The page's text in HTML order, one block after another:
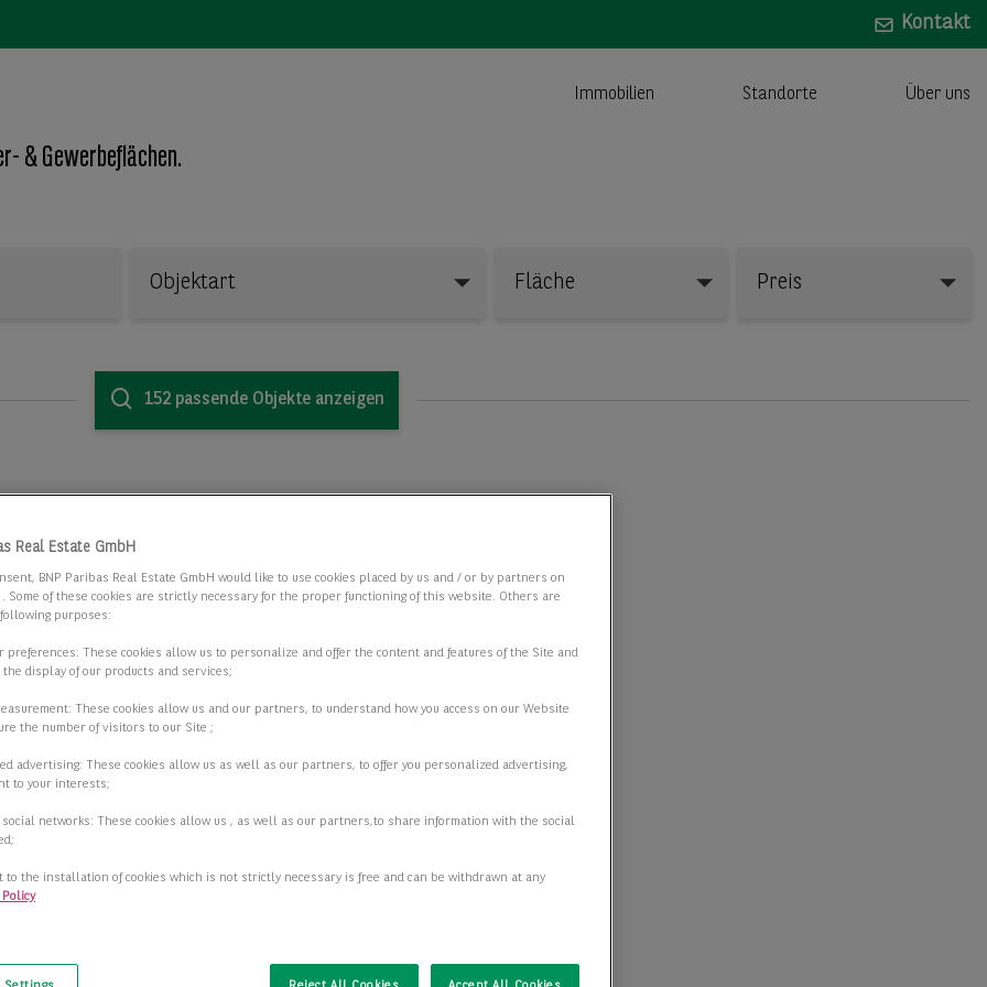
Kontakt
Immobilien Standorte Über uns
& Gewerbeflächen.
Objektart Fläche Preis
152 passende Objekte anzeigen
verkehrsgünstig gelegene
in Leipzig-Eutritzsch
Leipzig
3.578,00 m2
ab 627,00 m2
Preis auf Anfrage
Real Estate GmbH
BNP Paribas Real Estate GmbH would like to use cookies placed by us and / or by partners on
Some of these cookies are strictly necessary for the proper functioning of this website. Others are
purposes:
preferences: These cookies allow us to personalize and offer the content and features of the Site and
display of our products and services;
These cookies allow us and our partners, to understand how you access on our Website
the number of visitors to our Site ;
advertising: These cookies allow us as well as our partners, to offer you personalized advertising,
to your interests;
networks: These cookies allow us , as well as our partners,to share information with the social
to the installation of cookies which is not strictly necessary is free and can be withdrawn at any
Policy